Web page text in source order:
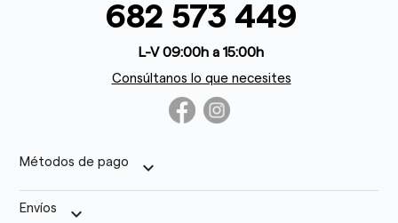
682 573 449
L-V 09:00h a 15:00h
Consúltanos lo que necesites
Métodos de pago keyboard_arrow_down
Envíos keyboard_arrow_down